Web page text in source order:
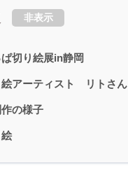
非表示
切り絵展in静岡
絵アーティスト リトさん
の様子